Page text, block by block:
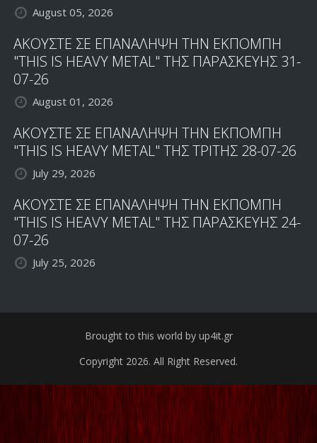
August 05, 2026
ΑΚΟΥΣΤΕ ΣΕ ΕΠΑΝΑΛΗΨΗ ΤΗΝ ΕΚΠΟΜΠΗ
"THIS IS HEAVY METAL" ΤΗΣ ΠΑΡΑΣΚΕΥΗΣ 31-
07-26
August 01, 2026
ΑΚΟΥΣΤΕ ΣΕ ΕΠΑΝΑΛΗΨΗ ΤΗΝ ΕΚΠΟΜΠΗ
"THIS IS HEAVY METAL" ΤΗΣ ΤΡΙΤΗΣ 28-07-26
July 29, 2026
ΑΚΟΥΣΤΕ ΣΕ ΕΠΑΝΑΛΗΨΗ ΤΗΝ ΕΚΠΟΜΠΗ
"THIS IS HEAVY METAL" ΤΗΣ ΠΑΡΑΣΚΕΥΗΣ 24-
07-26
July 25, 2026
Brought to this world by up4it.gr
Copyright 2026. All Right Reserved.